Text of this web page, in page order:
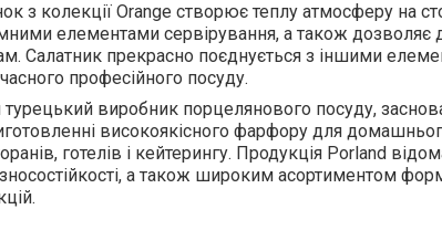
з колекції Orange створює теплу атмосферу на
елементами сервірування, а також дозволяє
Салатник прекрасно поєднується з іншими
професійного посуду.
турецький виробник порцелянового посуду,
високоякісного фарфору для
готелів і кейтерингу. Продукція Porland
а також широким асортиментом форм,